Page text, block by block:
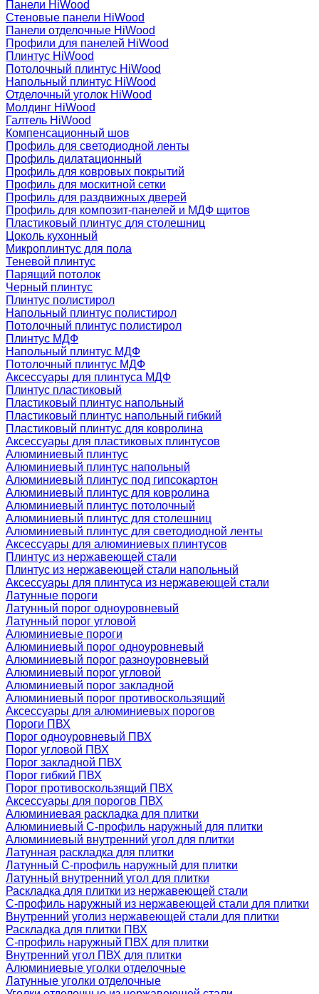
Панели HiWood
Стеновые панели HiWood
Панели отделочные HiWood
Профили для панелей HiWood
Плинтус HiWood
Потолочный плинтус HiWood
Напольный плинтус HiWood
Отделочный уголок HiWood
Молдинг HiWood
Галтель HiWood
Компенсационный шов
Профиль для светодиодной ленты
Профиль дилатационный
Профиль для ковровых покрытий
Профиль для москитной сетки
Профиль для раздвижных дверей
Профиль для композит-панелей и МДФ щитов
Пластиковый плинтус для столешниц
Цоколь кухонный
Микроплинтус для пола
Теневой плинтус
Парящий потолок
Черный плинтус
Плинтус полистирол
Напольный плинтус полистирол
Потолочный плинтус полистирол
Плинтус МДФ
Напольный плинтус МДФ
Потолочный плинтус МДФ
Аксессуары для плинтуса МДФ
Плинтус пластиковый
Пластиковый плинтус напольный
Пластиковый плинтус напольный гибкий
Пластиковый плинтус для ковролина
Аксессуары для пластиковых плинтусов
Алюминиевый плинтус
Алюминиевый плинтус напольный
Алюминиевый плинтус под гипсокартон
Алюминиевый плинтус для ковролина
Алюминиевый плинтус потолочный
Алюминиевый плинтус для столешниц
Алюминиевый плинтус для светодиодной ленты
Аксессуары для алюминиевых плинтусов
Плинтус из нержавеющей стали
Плинтус из нержавеющей стали напольный
Аксессуары для плинтуса из нержавеющей стали
Латунные пороги
Латунный порог одноуровневый
Латунный порог угловой
Алюминиевые пороги
Алюминиевый порог одноуровневый
Алюминиевый порог разноуровневый
Алюминиевый порог угловой
Алюминиевый порог закладной
Алюминиевый порог противоскользящий
Аксессуары для алюминиевых порогов
Пороги ПВХ
Порог одноуровневый ПВХ
Порог угловой ПВХ
Порог закладной ПВХ
Порог гибкий ПВХ
Порог противоскользящий ПВХ
Аксессуары для порогов ПВХ
Алюминиевая раскладка для плитки
Алюминиевый С-профиль наружный для плитки
Алюминиевый внутренний угол для плитки
Латунная раскладка для плитки
Латунный С-профиль наружный для плитки
Латунный внутренний угол для плитки
Раскладка для плитки из нержавеющей стали
С-профиль наружный из нержавеющей стали для плитки
Внутренний уголиз нержавеющей стали для плитки
Раскладка для плитки ПВХ
С-профиль наружный ПВХ для плитки
Внутренний угол ПВХ для плитки
Алюминиевые уголки отделочные
Латунные уголки отделочные